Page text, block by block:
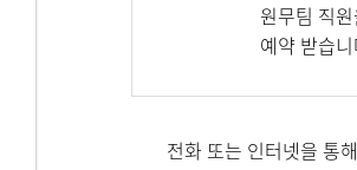
원무팀 직
예약 받습
전화 또는 인터넷을 통